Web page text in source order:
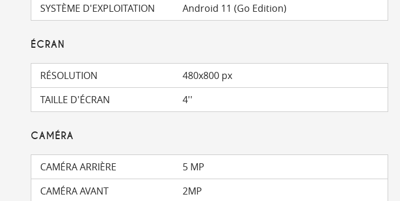
SYSTÈME D'EXPLOITATION
Android 11 (Go Edition)
ÉCRAN
RÉSOLUTION
480x800 px
TAILLE D'ÉCRAN
4''
CAMÉRA
CAMÉRA ARRIÈRE
5 MP
CAMÉRA AVANT
2MP